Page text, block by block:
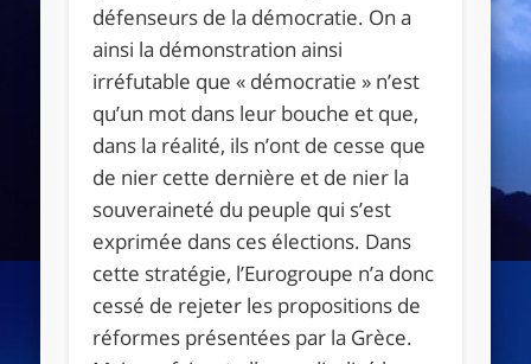
défenseurs de la démocratie. On a
ainsi la démonstration ainsi
irréfutable que « démocratie » n’est
qu’un mot dans leur bouche et que,
dans la réalité, ils n’ont de cesse que
de nier cette dernière et de nier la
souveraineté du peuple qui s’est
exprimée dans ces élections. Dans
cette stratégie, l’Eurogroupe n’a donc
cessé de rejeter les propositions de
réformes présentées par la Grèce.